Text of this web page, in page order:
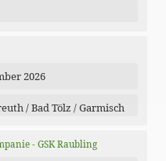
2026
/ Bad Tölz / Garmisch
- GSK Raubling